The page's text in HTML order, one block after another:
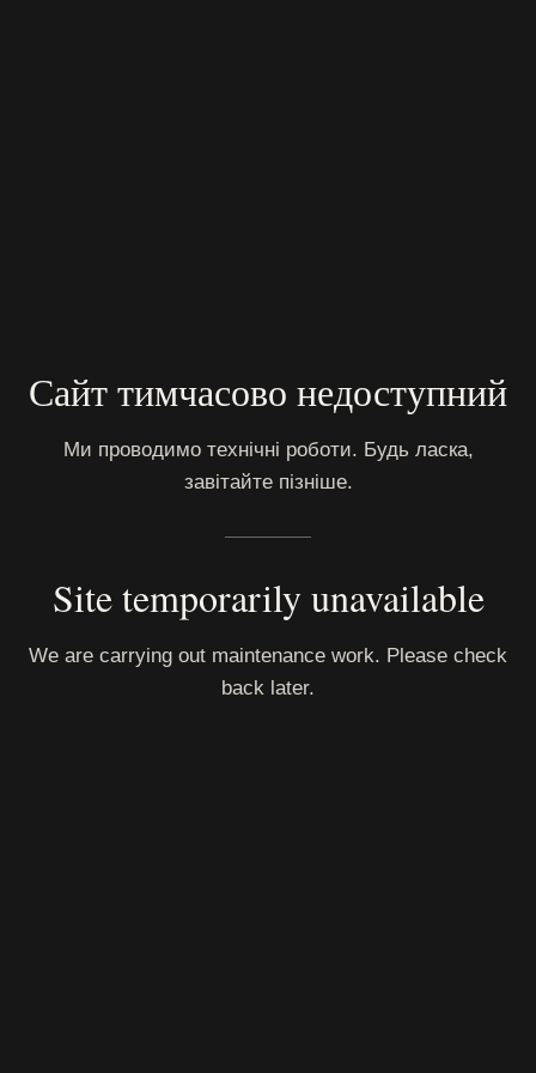
Сайт тимчасово недоступний
Ми проводимо технічні роботи. Будь ласка,
завітайте пізніше.
Site temporarily unavailable
We are carrying out maintenance work. Please check
back later.